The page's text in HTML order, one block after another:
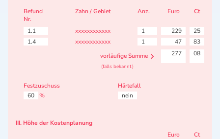
Befund
Nr.
Zahn / Gebiet Anz. Euro Ct
1.1 xxxxxxxxxxxx 1 229
25
1.4
xxxxxxxxxxxx 1 47
83
vorläufige Summe
277 08
(falls bekannt)
Festzuschuss
60
%
Härtefall
nein
III. Höhe der Kostenplanung
Euro
Ct